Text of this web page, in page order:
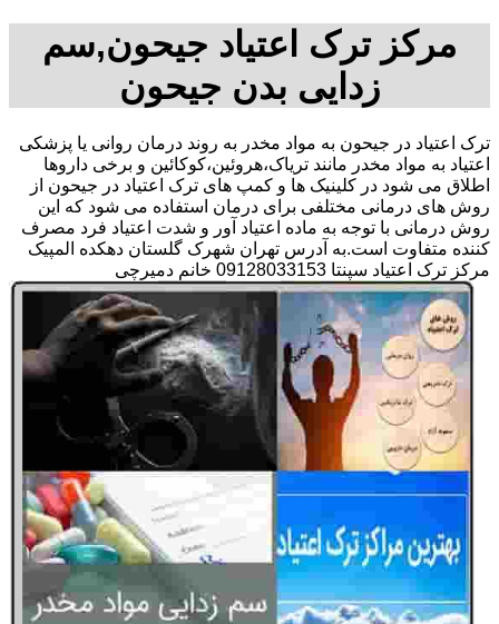
مرکز ترک اعتیاد جیحون,سم
زدایی بدن جیحون
ترک اعتیاد در جیحون به مواد مخدر به روند درمان روانی یا پزشکی
اعتیاد به مواد مخدر مانند تریاک،هروئین،کوکائین و برخی داروها
اطلاق می شود در کلینیک ها و کمپ های ترک اعتیاد در جیحون از
روش های درمانی مختلفی برای درمان استفاده می شود که این
روش درمانی با توجه به ماده اعتیاد آور و شدت اعتیاد فرد مصرف
کننده متفاوت است.به آدرس تهران شهرک گلستان دهکده المپیک
مرکز ترک اعتیاد سپنتا 09128033153 خانم دمیرچی